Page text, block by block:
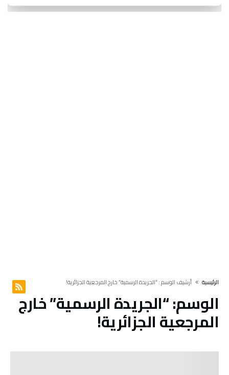
‫الرئيسية‬ ‫أرشيف الوسم :‬ “الجريدة الرسمية” خارج المرجعية الجزائرية!
الوسم:“الجريدة الرسمية” خارج
المرجعية الجزائرية!